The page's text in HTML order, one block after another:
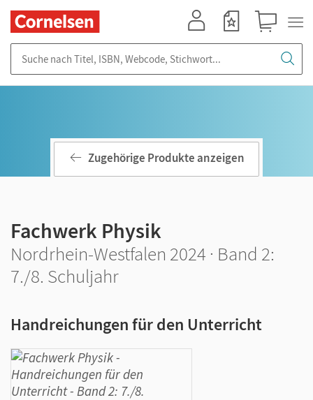
Zugehörige Produkte anzeigen
Fachwerk Physik
Nordrhein-Westfalen 2024 · Band 2:
7./8. Schuljahr
Handreichungen für den Unterricht